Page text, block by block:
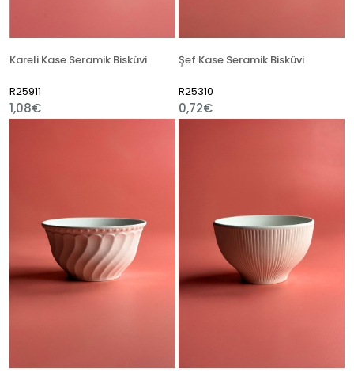
Kareli Kase Seramik Bisküvi
R25911
1,08€
Şef Kase Seramik Bisküvi
R25310
0,72€